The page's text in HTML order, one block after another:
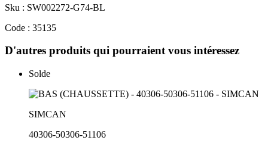
Sku : SW002272-G74-BL
Code : 35135
D'autres produits qui pourraient vous intéressez
Solde
SIMCAN
40306-50306-51106